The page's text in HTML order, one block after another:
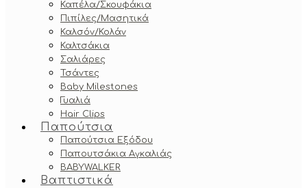
Καπέλα/Σκουφάκια
Πιπίλες/Μασητικά
Καλσόν/Κολάν
Καλτσάκια
Σαλιάρες
Τσάντες
Baby Milestones
Γυαλιά
Hair Clips
Παπούτσια
Παπούτσια Εξόδου
Παπουτσάκια Αγκαλιάς
BABYWALKER
Βαπτιστικά